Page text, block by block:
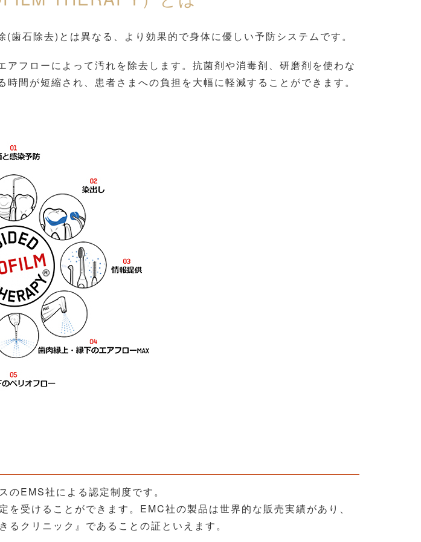
石除去)とは異なる、より効果的で身体に優しい予防システムです。
フローによって汚れを除去します。抗菌剤や消毒剤、研磨剤を使わな
間が短縮され、患者さまへの負担を大幅に軽減することができます。
EMS社による認定制度です。
受けることができます。EMC社の製品は世界的な販売実績があり、
クリニック』であることの証といえます。